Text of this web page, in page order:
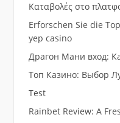
Καταβολές στο
Erforschen Sie die
yep casino
Драгон Мани вход:
Топ Казино: Выбор
Test
Rainbet Review: A